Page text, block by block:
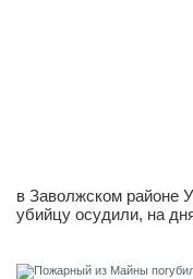
в Заволжском районе
убийцу осудили, на